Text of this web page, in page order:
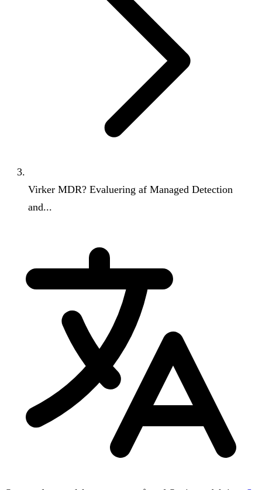
Virker MDR? Evaluering af Managed Detection
and...